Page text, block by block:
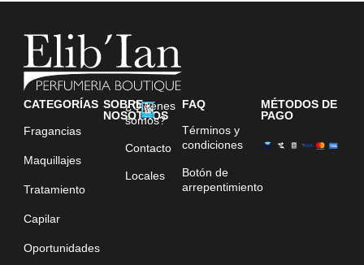
CATEGORÍAS
Fragancias
Maquillajes
Tratamiento
Capilar
Oportunidades
SOBRE
NOSOTROS
¿Quiénes
somos?
Contacto
Locales
FAQ
Términos y
condiciones
Botón de
arrepentimiento
MÉTODOS DE
PAGO